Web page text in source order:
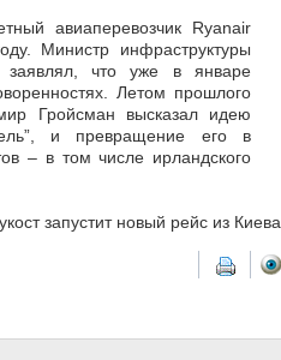
авиаперевозчик Ryanair
Министр инфраструктуры
что уже в январе
Летом прошлого
Гройсман высказал идею
и превращение его в
– в том числе ирландского
запустит новый рейс из Киева